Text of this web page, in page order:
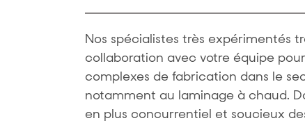
Nos spécialistes très expérimentés
collaboration avec votre équipe
complexes de fabrication dans le
notamment au laminage à chaud.
en plus concurrentiel et soucieux